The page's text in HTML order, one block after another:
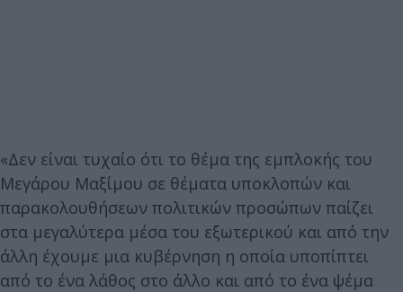
«Δεν είναι τυχαίο ότι το θέμα της εμπλοκής του
Μεγάρου Μαξίμου σε θέματα υποκλοπών και
παρακολουθήσεων πολιτικών προσώπων παίζει
στα μεγαλύτερα μέσα του εξωτερικού και από την
άλλη έχουμε μια κυβέρνηση η οποία υποπίπτει
από το ένα λάθος στο άλλο και από το ένα ψέμα